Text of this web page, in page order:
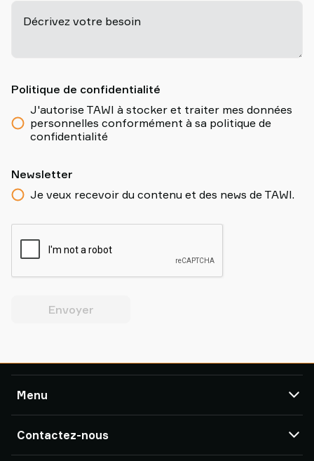
Décrivez votre besoin
Politique de confidentialité
J'autorise TAWI à stocker et traiter mes données
personnelles conformément à sa politique de
confidentialité
Newsletter
Je veux recevoir du contenu et des news de TAWI.
Envoyer
Menu
Produits
Contactez-nous